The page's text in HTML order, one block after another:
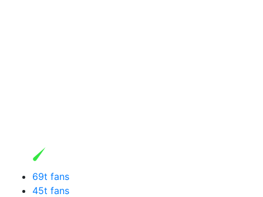
69t fans
45t fans